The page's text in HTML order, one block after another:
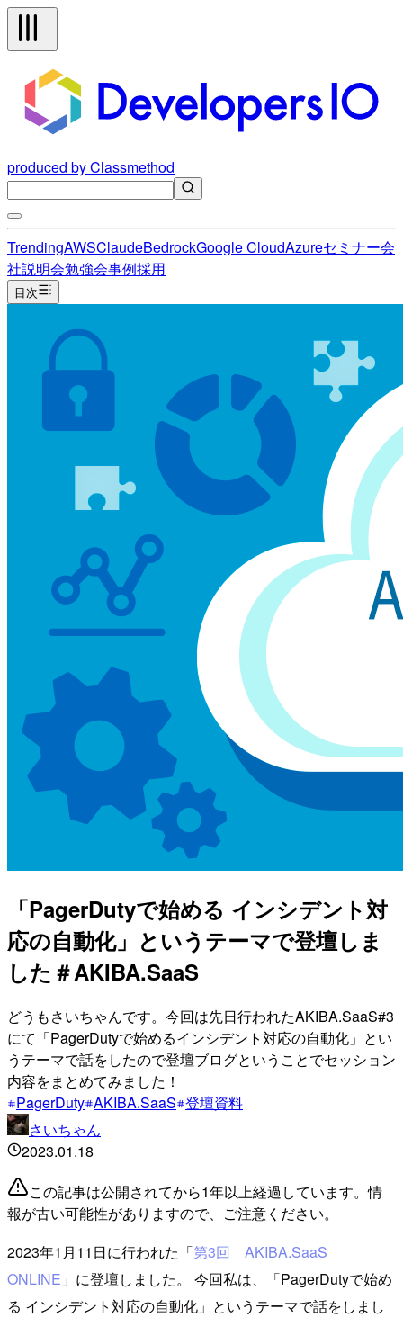
produced by Classmethod
TrendingAWSClaudeBedrockGoogle CloudAzureセミナー会
社説明会勉強会事例採用
目次
「PagerDutyで始める インシデント対
応の自動化」というテーマで登壇しま
した＃AKIBA.SaaS
どうもさいちゃんです。今回は先日行われたAKIBA.SaaS#3
にて「PagerDutyで始めるインシデント対応の自動化」とい
うテーマで話をしたので登壇ブログということでセッション
内容をまとめてみました！
PagerDuty AKIBA.SaaS 登壇資料
さいちゃん
2023.01.18
この記事は公開されてから1年以上経過しています。情
報が古い可能性がありますので、ご注意ください。
2023年1月11日に行われた「第3回 AKIBA.SaaS
ONLINE 」に登壇しました。 今回私は、「PagerDutyで始め
る インシデント対応の自動化」というテーマで話をしまし